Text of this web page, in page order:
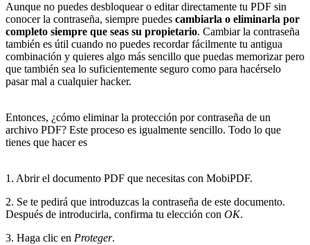
Aunque no puedes desbloquear o editar directamente tu PDF sin
conocer la contraseña, siempre puedes cambiarla o eliminarla por
completo siempre que seas su propietario. Cambiar la contraseña
también es útil cuando no puedes recordar fácilmente tu antigua
combinación y quieres algo más sencillo que puedas memorizar pero
que también sea lo suficientemente seguro como para hacérselo
pasar mal a cualquier hacker.
Entonces, ¿cómo eliminar la protección por contraseña de un
archivo PDF? Este proceso es igualmente sencillo. Todo lo que
tienes que hacer es
1. Abrir el documento PDF que necesitas con MobiPDF.
2. Se te pedirá que introduzcas la contraseña de este documento.
Después de introducirla, confirma tu elección con OK.
3. Haga clic en Proteger.